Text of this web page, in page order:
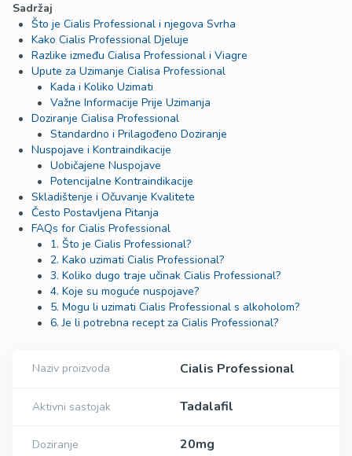
Sadržaj
Što je Cialis Professional i njegova Svrha
Kako Cialis Professional Djeluje
Razlike između Cialisa Professional i Viagre
Upute za Uzimanje Cialisa Professional
Kada i Koliko Uzimati
Važne Informacije Prije Uzimanja
Doziranje Cialisa Professional
Standardno i Prilagođeno Doziranje
Nuspojave i Kontraindikacije
Uobičajene Nuspojave
Potencijalne Kontraindikacije
Skladištenje i Očuvanje Kvalitete
Često Postavljena Pitanja
FAQs for Cialis Professional
1. Što je Cialis Professional?
2. Kako uzimati Cialis Professional?
3. Koliko dugo traje učinak Cialis Professional?
4. Koje su moguće nuspojave?
5. Mogu li uzimati Cialis Professional s alkoholom?
6. Je li potrebna recept za Cialis Professional?
Naziv proizvoda Cialis Professional
Aktivni sastojak Tadalafil
Doziranje 20mg